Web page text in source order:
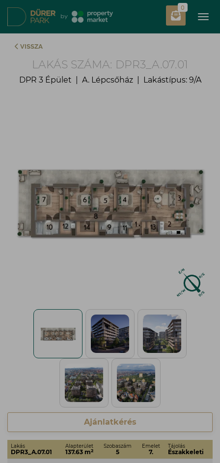
by
0
VISSZA
LAKÁS SZÁMA: DPR3_A.07.01
DPR 3 Épület | A. Lépcsőház | Lakástípus: 9/A
Ajánlatkérés
Lakás
DPR3_A.07.01
Alapterület
137.63 m2
Szobaszám
5
Emelet
7.
Tájolás
Északkeleti